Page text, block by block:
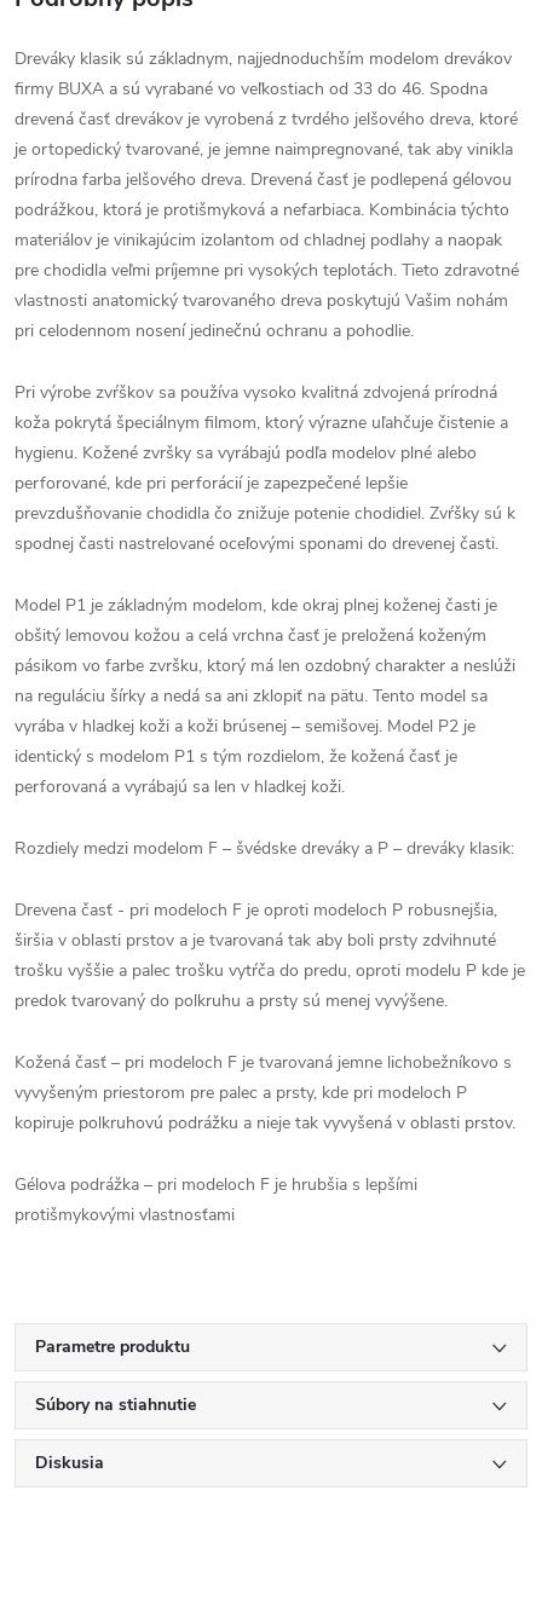
Dreváky klasik sú základnym, najjednoduchším modelom drevákov
firmy BUXA a sú vyrabané vo veľkostiach od 33 do 46. Spodna
drevená časť drevákov je vyrobená z tvrdého jelšového dreva, ktoré
je ortopedický tvarované, je jemne naimpregnované, tak aby vinikla
prírodna farba jelšového dreva. Drevená časť je podlepená gélovou
podrážkou, ktorá je protišmyková a nefarbiaca. Kombinácia týchto
materiálov je vinikajúcim izolantom od chladnej podlahy a naopak
pre chodidla veľmi príjemne pri vysokých teplotách. Tieto zdravotné
vlastnosti anatomický tvarovaného dreva poskytujú Vašim nohám
pri celodennom nosení jedinečnú ochranu a pohodlie.
Pri výrobe zvŕškov sa používa vysoko kvalitná zdvojená prírodná
koža pokrytá špeciálnym filmom, ktorý výrazne uľahčuje čistenie a
hygienu. Kožené zvršky sa vyrábajú podľa modelov plné alebo
perforované, kde pri perforácií je zapezpečené lepšie
prevzdušňovanie chodidla čo znižuje potenie chodidiel. Zvŕšky sú k
spodnej časti nastrelované oceľovými sponami do drevenej časti.
Model P1 je základným modelom, kde okraj plnej koženej časti je
obšitý lemovou kožou a celá vrchna časť je preložená koženým
pásikom vo farbe zvršku, ktorý má len ozdobný charakter a neslúži
na reguláciu šírky a nedá sa ani zklopiť na pätu. Tento model sa
vyrába v hladkej koži a koži brúsenej – semišovej. Model P2 je
identický s modelom P1 s tým rozdielom, že kožená časť je
perforovaná a vyrábajú sa len v hladkej koži.
Rozdiely medzi modelom F – švédske dreváky a P – dreváky klasik:
Drevena časť - pri modeloch F je oproti modeloch P robusnejšia,
širšia v oblasti prstov a je tvarovaná tak aby boli prsty zdvihnuté
trošku vyššie a palec trošku vytŕča do predu, oproti modelu P kde je
predok tvarovaný do polkruhu a prsty sú menej vyvýšene.
Kožená časť – pri modeloch F je tvarovaná jemne lichobežníkovo s
vyvyšeným priestorom pre palec a prsty, kde pri modeloch P
kopiruje polkruhovú podrážku a nieje tak vyvyšená v oblasti prstov.
Gélova podrážka – pri modeloch F je hrubšia s lepšími
protišmykovými vlastnosťami
Parametre produktu
Súbory na stiahnutie
Diskusia